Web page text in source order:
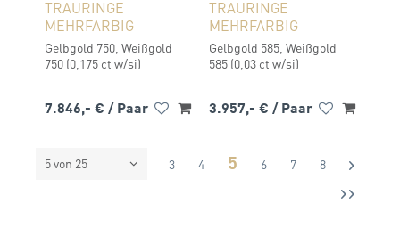
TRAURINGE
MEHRFARBIG
Gelbgold 750, Weißgold
750 (0,175 ct w/si)
7.846,- € / Paar
TRAURINGE
MEHRFARBIG
Gelbgold 585, Weißgold
585 (0,03 ct w/si)
3.957,- € / Paar
5 von 25 3 4 5 6 7 8